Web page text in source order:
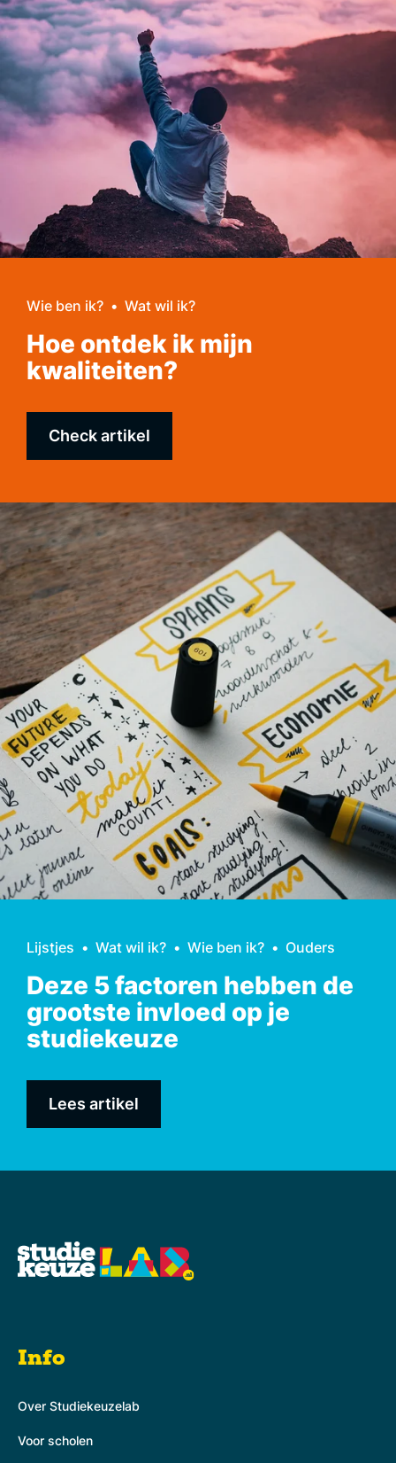
Wie ben ik? Wat wil ik?
Hoe ontdek ik mijn
kwaliteiten?
Check artikel
Lijstjes Wat wil ik? Wie ben ik? Ouders
Deze 5 factoren hebben de
grootste invloed op je
studiekeuze
Lees artikel
Info
Over Studiekeuzelab
Voor scholen